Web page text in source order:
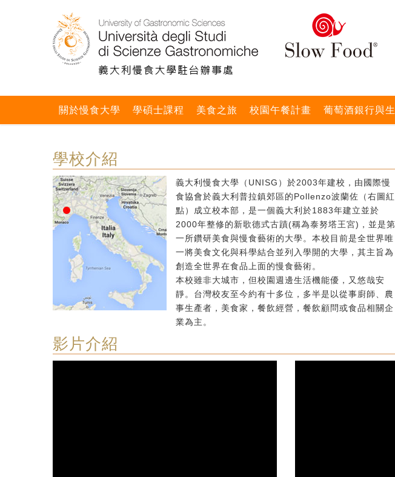
關於慢食大學 學碩士課程 美食之旅 校園午餐計畫 葡萄酒銀行與
學校介紹
義大利慢食大學（UNISG）於2003年建校，由國際慢
食協會於義大利普拉鎮郊區的Pollenzo波蘭佐（右圖紅
點）成立校本部，是一個義大利於1883年建立並於
2000年整修的新歌德式古蹟(稱為泰努塔王宮)，並是第
一所鑽研美食與慢食藝術的大學。本校目前是全世界唯
一將美食文化與科學結合並列入學開的大學，其主旨為
創造全世界在食品上面的慢食藝術。
本校雖非大城市，但校園週邊生活機能優，又悠哉安
靜。台灣校友至今約有十多位，多半是以從事廚師、農
事生產者，美食家，餐飲經營，餐飲顧問或食品相關企
業為主。
影片介紹